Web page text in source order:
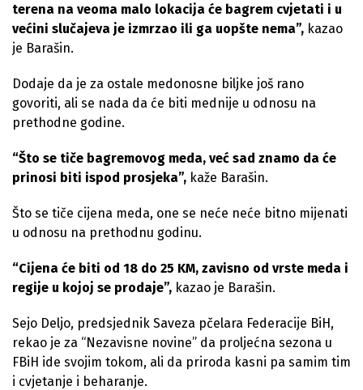
terena na veoma malo lokacija će bagrem cvjetati i u
većini slučajeva je izmrzao ili ga uopšte nema”, kazao
je Barašin.
Dodaje da je za ostale medonosne biljke još rano
govoriti, ali se nada da će biti mednije u odnosu na
prethodne godine.
“Što se tiče bagremovog meda, već sad znamo da će
prinosi biti ispod prosjeka”, kaže Barašin.
Što se tiče cijena meda, one se neće neće bitno mijenati
u odnosu na prethodnu godinu.
“Cijena će biti od 18 do 25 KM, zavisno od vrste meda i
regije u kojoj se prodaje”, kazao je Barašin.
Sejo Deljo, predsjednik Saveza pčelara Federacije BiH,
rekao je za “Nezavisne novine” da proljećna sezona u
FBiH ide svojim tokom, ali da priroda kasni pa samim tim
i cvjetanje i beharanje.